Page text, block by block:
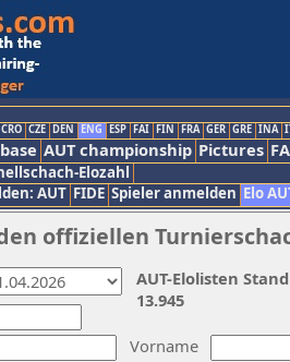
CRO CZE DEN ENG ESP FAI FIN FRA GER GRE INA
AUT championship Pictures
Elozahl
AUT FIDE Spieler anmelden Elo
offiziellen
Vorname
AUT-Elolisten
13.945